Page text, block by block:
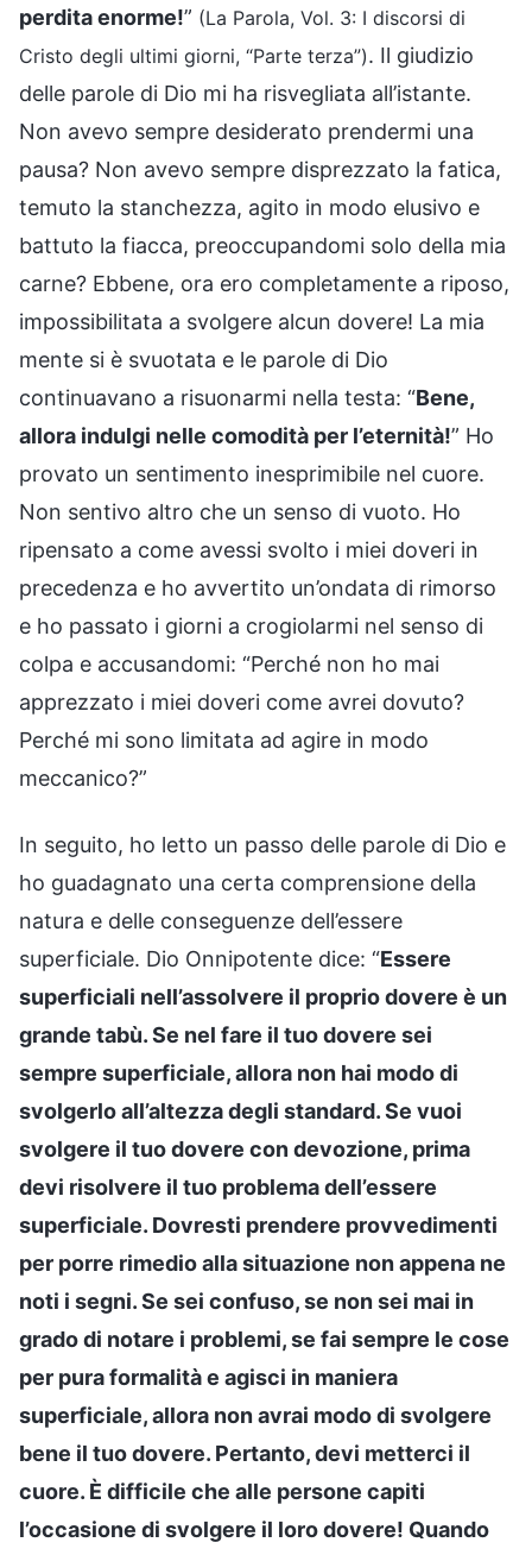
perdita enorme!” (La Parola, Vol. 3: I discorsi di
Cristo degli ultimi giorni, “Parte terza”). Il giudizio
delle parole di Dio mi ha risvegliata all’istante.
Non avevo sempre desiderato prendermi una
pausa? Non avevo sempre disprezzato la fatica,
temuto la stanchezza, agito in modo elusivo e
battuto la fiacca, preoccupandomi solo della mia
carne? Ebbene, ora ero completamente a riposo,
impossibilitata a svolgere alcun dovere! La mia
mente si è svuotata e le parole di Dio
continuavano a risuonarmi nella testa: “Bene,
allora indulgi nelle comodità per l’eternità!” Ho
provato un sentimento inesprimibile nel cuore.
Non sentivo altro che un senso di vuoto. Ho
ripensato a come avessi svolto i miei doveri in
precedenza e ho avvertito un’ondata di rimorso
e ho passato i giorni a crogiolarmi nel senso di
colpa e accusandomi: “Perché non ho mai
apprezzato i miei doveri come avrei dovuto?
Perché mi sono limitata ad agire in modo
meccanico?”
In seguito, ho letto un passo delle parole di Dio e
ho guadagnato una certa comprensione della
natura e delle conseguenze dell’essere
superficiale. Dio Onnipotente dice: “Essere
superficiali nell’assolvere il proprio dovere è un
grande tabù. Se nel fare il tuo dovere sei
sempre superficiale, allora non hai modo di
svolgerlo all’altezza degli standard. Se vuoi
svolgere il tuo dovere con devozione, prima
devi risolvere il tuo problema dell’essere
superficiale. Dovresti prendere provvedimenti
per porre rimedio alla situazione non appena ne
noti i segni. Se sei confuso, se non sei mai in
grado di notare i problemi, se fai sempre le cose
per pura formalità e agisci in maniera
superficiale, allora non avrai modo di svolgere
bene il tuo dovere. Pertanto, devi metterci il
cuore. È difficile che alle persone capiti
l’occasione di svolgere il loro dovere! Quando